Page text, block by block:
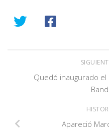
Quedó inaugurado el
Apareció